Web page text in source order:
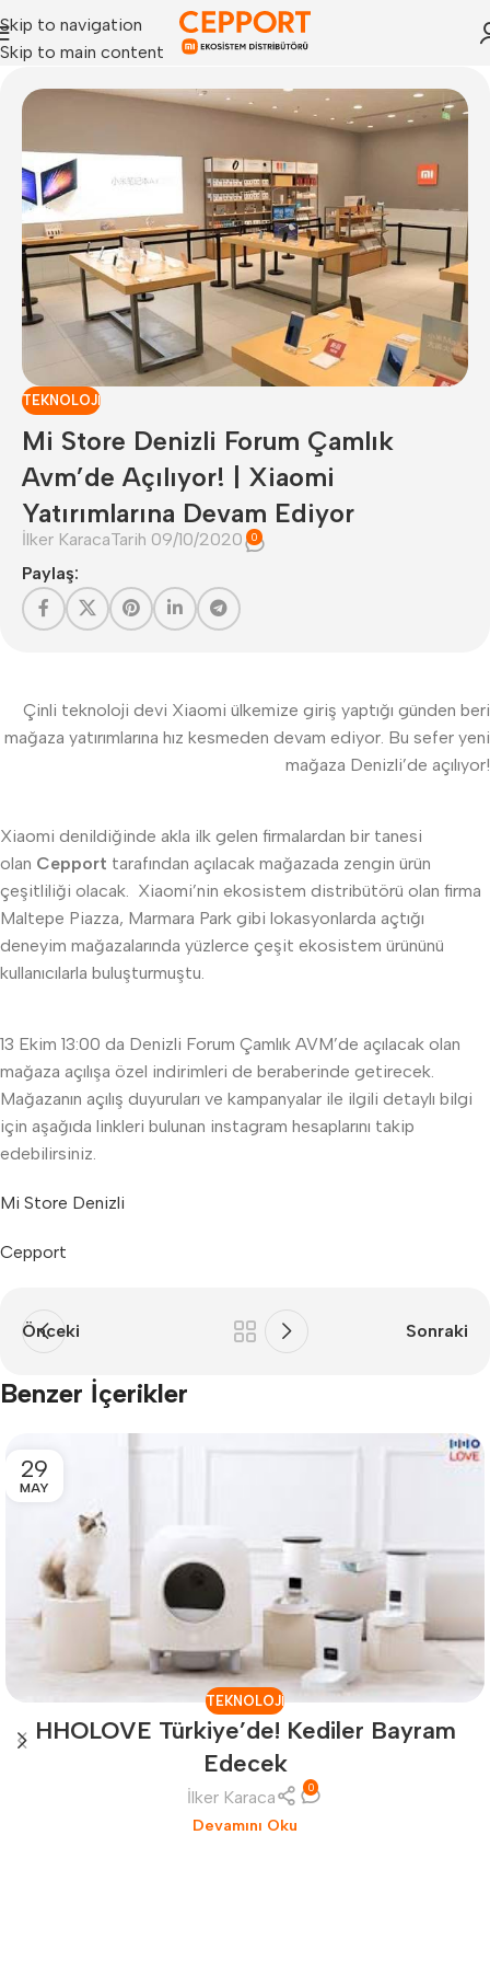
Skip to navigation
Skip to main content
TEKNOLOJI
Mi Store Denizli Forum Çamlık
Avm’de Açılıyor! | Xiaomi
Yatırımlarına Devam Ediyor
İlker KaracaTarih 09/10/2020 0
Paylaş:
Çinli teknoloji devi Xiaomi ülkemize giriş yaptığı günden beri
mağaza yatırımlarına hız kesmeden devam ediyor. Bu sefer yeni
mağaza Denizli’de açılıyor!
Xiaomi denildiğinde akla ilk gelen firmalardan bir tanesi
olan Cepport tarafından açılacak mağazada zengin ürün
çeşitliliği olacak. Xiaomi’nin ekosistem distribütörü olan firma
Maltepe Piazza, Marmara Park gibi lokasyonlarda açtığı
deneyim mağazalarında yüzlerce çeşit ekosistem ürününü
kullanıcılarla buluşturmuştu.
13 Ekim 13:00 da Denizli Forum Çamlık AVM’de açılacak olan
mağaza açılışa özel indirimleri de beraberinde getirecek.
Mağazanın açılış duyuruları ve kampanyalar ile ilgili detaylı bilgi
için aşağıda linkleri bulunan instagram hesaplarını takip
edebilirsiniz.
Mi Store Denizli
Cepport
Önceki Sonraki
Benzer İçerikler
29
MAY
TEKNOLOJI
HHOLOVE Türkiye’de! Kediler Bayram
Edecek
İlker Karaca 0
Devamını Oku